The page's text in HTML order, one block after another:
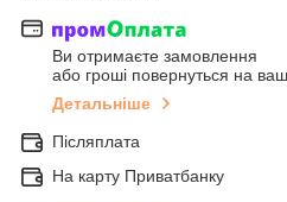
Ви отримаєте замовлення
або гроші повернуться на
Детальніше
Післяплата
На карту Приватбанку